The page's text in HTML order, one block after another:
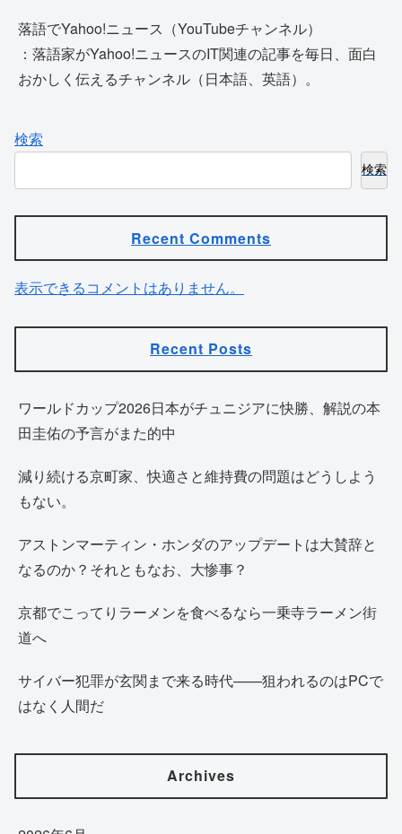
落語でYahoo!ニュース（YouTubeチャンネル）
：落語家がYahoo!ニュースのIT関連の記事を毎日、面白
おかしく伝えるチャンネル（日本語、英語）。
検索
検索
Recent Comments
表示できるコメントはありません。
Recent Posts
ワールドカップ2026日本がチュニジアに快勝、解説の本
田圭佑の予言がまた的中
減り続ける京町家、快適さと維持費の問題はどうしよう
もない。
アストンマーティン・ホンダのアップデートは大賛辞と
なるのか？それともなお、大惨事？
京都でこってりラーメンを食べるなら一乗寺ラーメン街
道へ
サイバー犯罪が玄関まで来る時代——狙われるのはPCで
はなく人間だ
Archives